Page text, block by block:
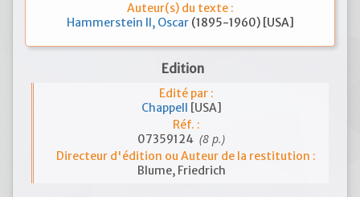
Auteur(s) du texte :
Hammerstein II, Oscar (1895-1960) [USA]
Edition
Edité par :
Chappell [USA]
Réf. :
07359124 (8 p.)
Directeur d'édition ou Auteur de la restitution :
Blume, Friedrich